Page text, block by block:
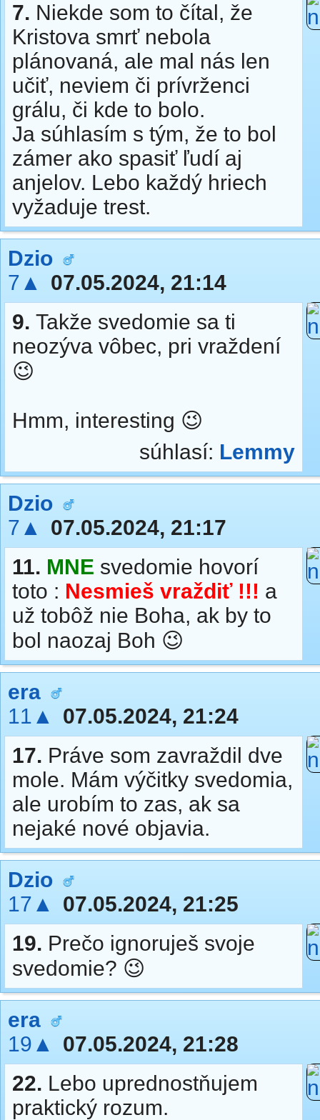
7. Niekde som to čítal, že
Kristova smrť nebola
plánovaná, ale mal nás len
učiť, neviem či prívrženci
grálu, či kde to bolo.
Ja súhlasím s tým, že to bol
zámer ako spasiť ľudí aj
anjelov. Lebo každý hriech
vyžaduje trest.
Dzio
7▲
07.05.2024, 21:14
9. Takže svedomie sa ti
neozýva vôbec, pri vraždení
😉
Hmm, interesting 😉
súhlasí: Lemmy
Dzio
7▲
07.05.2024, 21:17
11. MNE svedomie hovorí
toto : Nesmieš vraždiť !!! a
už tobôž nie Boha, ak by to
bol naozaj Boh 😉
era
11▲
07.05.2024, 21:24
17. Práve som zavraždil dve
mole. Mám výčitky svedomia,
ale urobím to zas, ak sa
nejaké nové objavia.
Dzio
17▲
07.05.2024, 21:25
19. Prečo ignoruješ svoje
svedomie? 😉
era
19▲
07.05.2024, 21:28
22. Lebo uprednostňujem
praktický rozum.